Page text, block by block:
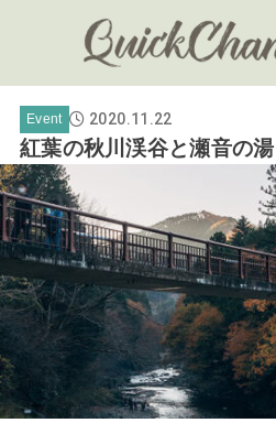
Event 2020.11.22
紅葉の秋川渓谷と瀬音の湯